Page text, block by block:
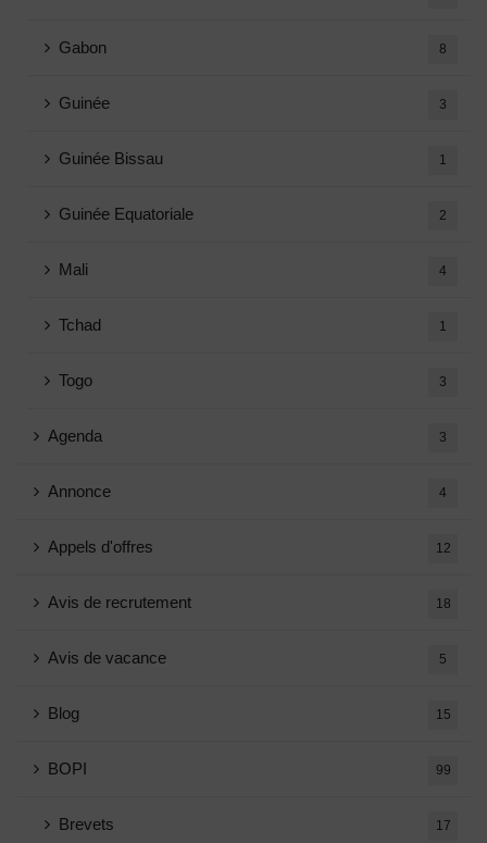
Gabon 8
Guinée 3
Guinée Bissau 1
Guinée Equatoriale 2
Mali 4
Tchad 1
Togo 3
Agenda 3
Annonce 4
Appels d'offres 12
Avis de recrutement 18
Avis de vacance 5
Blog 15
BOPI 99
Brevets 17